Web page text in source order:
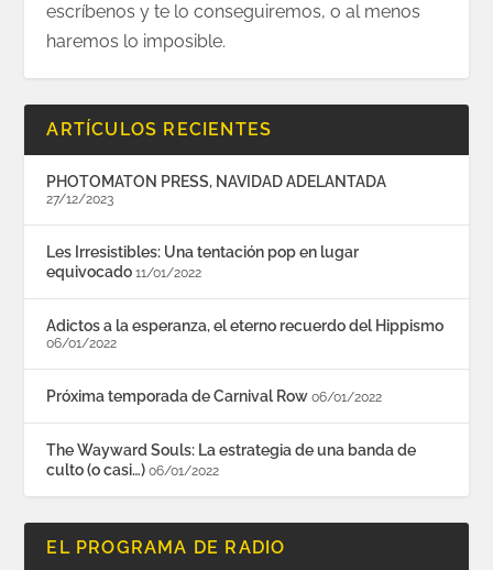
escríbenos y te lo conseguiremos, o al menos
haremos lo imposible.
ARTÍCULOS RECIENTES
PHOTOMATON PRESS, NAVIDAD ADELANTADA
27/12/2023
Les Irresistibles: Una tentación pop en lugar
equivocado 11/01/2022
Adictos a la esperanza, el eterno recuerdo del Hippismo
06/01/2022
Próxima temporada de Carnival Row 06/01/2022
The Wayward Souls: La estrategia de una banda de
culto (o casi…) 06/01/2022
EL PROGRAMA DE RADIO